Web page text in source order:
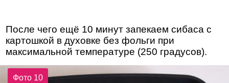
После чего ещё 10 минут запекаем сибаса с
картошкой в духовке без фольги при
максимальной температуре (250 градусов).
Фото 10